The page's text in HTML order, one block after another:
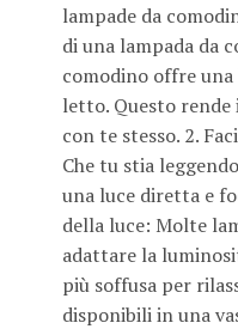
lampade da
di una lampada da
comodino offre una
letto. Questo
con te stesso. 2.
Che tu stia
una luce diretta e
della luce: Molte
adattare la
più soffusa per
disponibili in una